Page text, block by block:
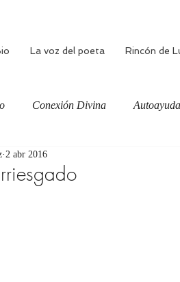
La voz del poeta Rincón de
Conexión Divina Autoayuda
consciente
2 abr 2016